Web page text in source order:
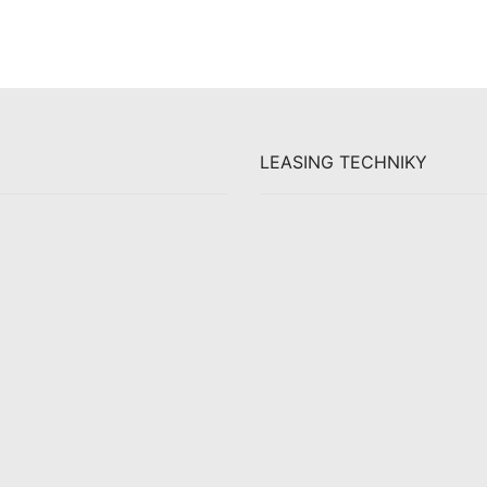
LEASING TECHNIKY